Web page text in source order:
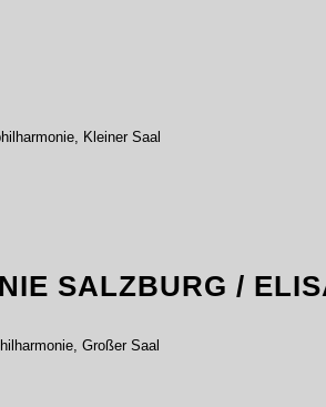
Kleiner Saal
SALZBURG /
Großer Saal